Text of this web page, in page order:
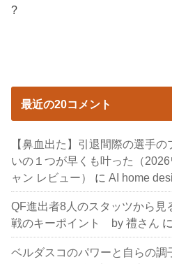
?
最近の20コメント
【鼻血出た】引退間際の選手
いの１つが早くも叶った（
ャン レビュー）
にAI home
QF進出者8人のスタッツから見
戦のキーポイント by 禮さん に
ベルダスコのパワーと自らの調